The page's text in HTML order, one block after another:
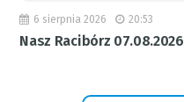
6 sierpnia 2026 20:53
Nasz Racibórz 07.08.2026